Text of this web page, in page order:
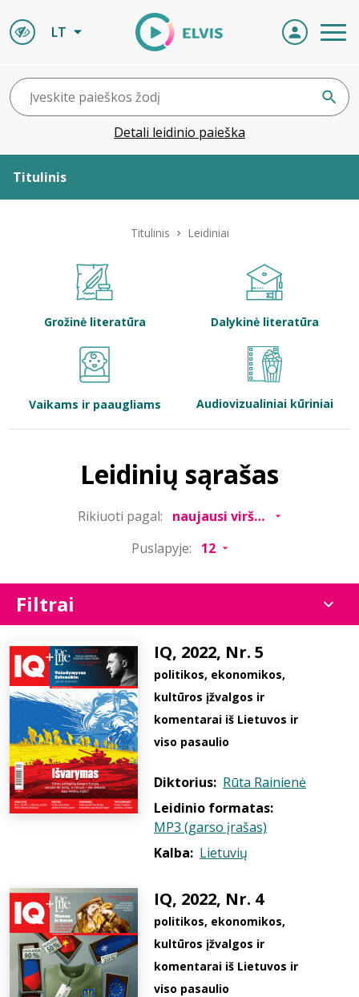
LT
Detali leidinio paieška
Titulinis
Bibliotekoms
Titulinis Leidiniai
Grožinė literatūra Dalykinė literatūra
Vaikams ir paaugliams Audiovizualiniai kūriniai
Leidinių sąrašas
Rikiuoti pagal:
Puslapyje:
Filtrai
IQ, 2022, Nr. 5
politikos, ekonomikos,
kultūros įžvalgos ir
komentarai iš Lietuvos ir
viso pasaulio
Diktorius: Rūta Rainienė
Leidinio formatas:
MP3 (garso įrašas)
Kalba: Lietuvių
IQ, 2022, Nr. 4
politikos, ekonomikos,
kultūros įžvalgos ir
komentarai iš Lietuvos ir
viso pasaulio